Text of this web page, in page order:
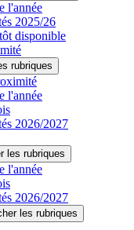
l'année
2025/26
disponible
l'année
2026/2027
l'année
2026/2027